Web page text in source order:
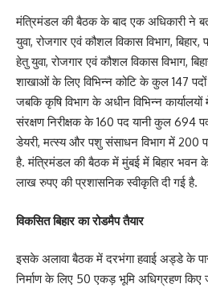
मंत्रिमंडल की बैठक के बाद एक अधिकारी ने
युवा, रोजगार एवं कौशल विकास विभाग,
हेतु युवा, रोजगार एवं कौशल विकास विभाग,
शाखाओं के लिए विभिन्न कोटि के कुल 147
जबकि कृषि विभाग के अधीन विभिन्न
संरक्षण निरीक्षक के 160 पद यानी कुल 694
डेयरी, मत्स्य और पशु संसाधन विभाग में 200
है. मंत्रिमंडल की बैठक में मुंबई में बिहार भवन
लाख रुपए की प्रशासनिक स्वीकृति दी गई है.
विकसित बिहार का रोडमैप तैयार
इसके अलावा बैठक में दरभंगा हवाई अड्डे के पास
निर्माण के लिए 50 एकड़ भूमि अधिग्रहण